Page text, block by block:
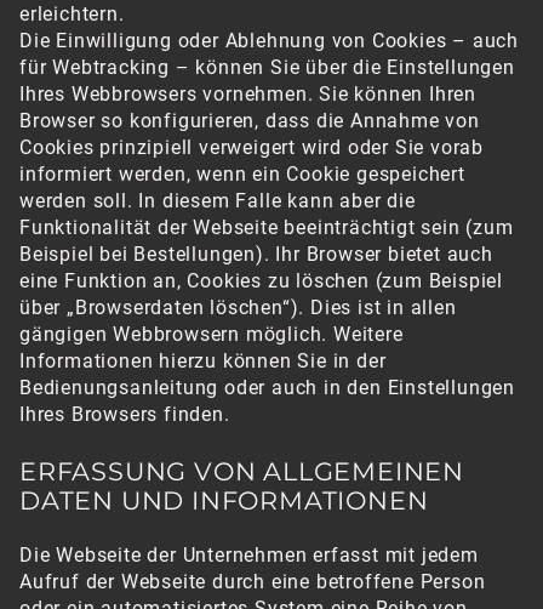
erleichtern.
Die Einwilligung oder Ablehnung von Cookies – auch
für Webtracking – können Sie über die Einstellungen
Ihres Webbrowsers vornehmen. Sie können Ihren
Browser so konfigurieren, dass die Annahme von
Cookies prinzipiell verweigert wird oder Sie vorab
informiert werden, wenn ein Cookie gespeichert
werden soll. In diesem Falle kann aber die
Funktionalität der Webseite beeinträchtigt sein (zum
Beispiel bei Bestellungen). Ihr Browser bietet auch
eine Funktion an, Cookies zu löschen (zum Beispiel
über „Browserdaten löschen“). Dies ist in allen
gängigen Webbrowsern möglich. Weitere
Informationen hierzu können Sie in der
Bedienungsanleitung oder auch in den Einstellungen
Ihres Browsers finden.
ERFASSUNG VON ALLGEMEINEN
DATEN UND INFORMATIONEN
Die Webseite der Unternehmen erfasst mit jedem
Aufruf der Webseite durch eine betroffene Person